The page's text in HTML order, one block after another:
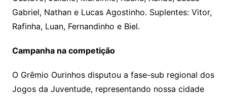
Gabriel, Nathan e Lucas Agostinho. Suplentes: Vitor,
Rafinha, Luan, Fernandinho e Biel.
Campanha na competição
O Grêmio Ourinhos disputou a fase-sub regional dos
Jogos da Juventude, representando nossa cidade